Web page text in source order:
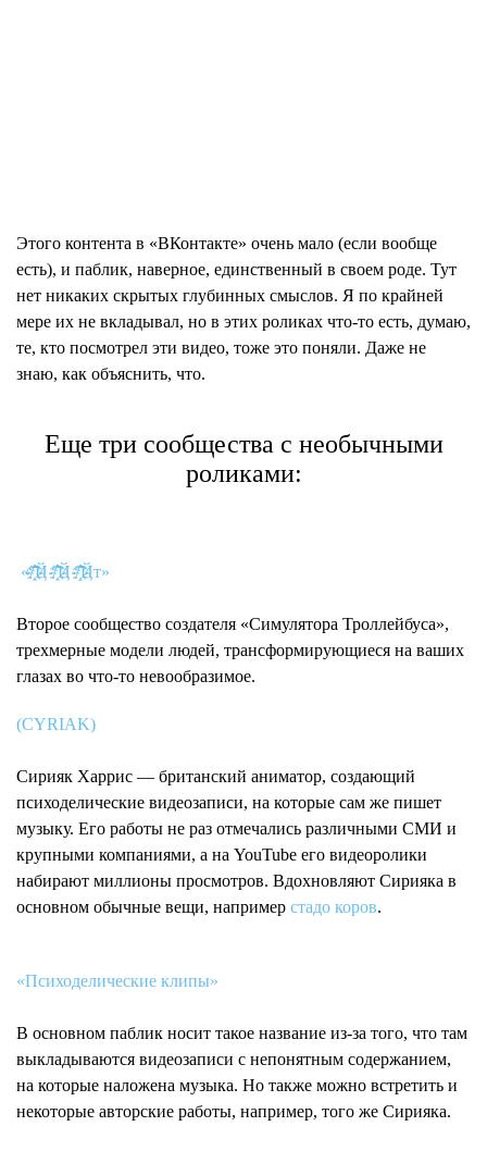
Этого контента в «ВКонтакте» очень мало (если вообще
есть), и паблик, наверное, единственный в своем роде. Тут
нет никаких скрытых глубинных смыслов. Я по крайней
мере их не вкладывал, но в этих роликах что-то есть, думаю,
те, кто посмотрел эти видео, тоже это поняли. Даже не
знаю, как объяснить, что.
Еще три сообщества с необычными
роликами:
«҂҃҄҅҆҇҈҉Ҋ ҂҃҄҅҆҇҈҉Ҋ ҂҃҄҅҆҇҈҉Ҋт»
Второе сообщество создателя «Симулятора Троллейбуса»,
трехмерные модели людей, трансформирующиеся на ваших
глазах во что-то невообразимое.
(CYRIAK)
Сирияк Харрис — британский аниматор, создающий
психоделические видеозаписи, на которые сам же пишет
музыку. Его работы не раз отмечались различными СМИ и
крупными компаниями, а на YouTube его видеоролики
набирают миллионы просмотров. Вдохновляют Сирияка в
основном обычные вещи, например стадо коров.
«Психоделические клипы»
В основном паблик носит такое название из-за того, что там
выкладываются видеозаписи с непонятным содержанием,
на которые наложена музыка. Но также можно встретить и
некоторые авторские работы, например, того же Сирияка.